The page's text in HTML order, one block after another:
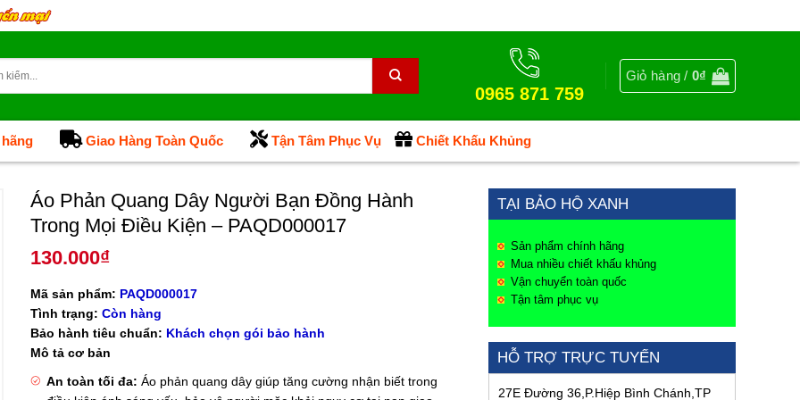
0965 871 759
Giỏ hàng /0₫
Chiết Khấu Khủng
Giao Hàng Toàn Quốc Tận Tâm Phục Vụ
Áo Phản Quang Dây Người Bạn Đồng Hành
Trong Mọi Điều Kiện – PAQD000017
130.000₫
Mã sản phẩm: PAQD000017
Tình trạng: Còn hàng
Bảo hành tiêu chuẩn: Khách chọn gói bảo hành
Mô tả cơ bản
An toàn tối đa: Áo phản quang dây giúp tăng cường nhận biết trong
TẠI BẢO HỘ XANH
Sản phẩm chính hãng
Mua nhiều chiết khấu khủng
Vận chuyển toàn quốc
Tận tâm phục vụ
HỖ TRỢ TRỰC TUYẾN
27E Đường 36,P.Hiệp Bình Chánh,TP